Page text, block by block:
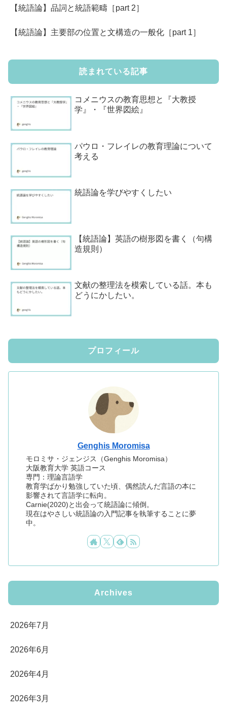
【統語論】品詞と統語範疇［part 2］
【統語論】主要部の位置と文構造の一般化［part 1］
読まれている記事
コメニウスの教育思想と『大教授
学』・『世界図絵』
パウロ・フレイレの教育理論について
考える
統語論を学びやすくしたい
【統語論】英語の樹形図を書く（句構
造規則）
文献の整理法を模索している話。本も
どうにかしたい。
プロフィール
Genghis Moromisa
モロミサ・ジェンジス（Genghis Moromisa）
大阪教育大学 英語コース
専門：理論言語学
教育学ばかり勉強していた頃、偶然読んだ言語の本に
影響されて言語学に転向。
Carnie(2020)と出会って統語論に傾倒。
現在はやさしい統語論の入門記事を執筆することに夢
中。
Archives
2026年7月
2026年6月
2026年4月
2026年3月